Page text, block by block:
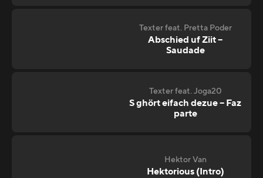
Texter feat. Pretta Poder
Abschied uf Ziit –
Saudade
Texter feat. Joga20
S ghört eifach dezue – Faz
parte
Hektor Van
Hektorious (Intro)